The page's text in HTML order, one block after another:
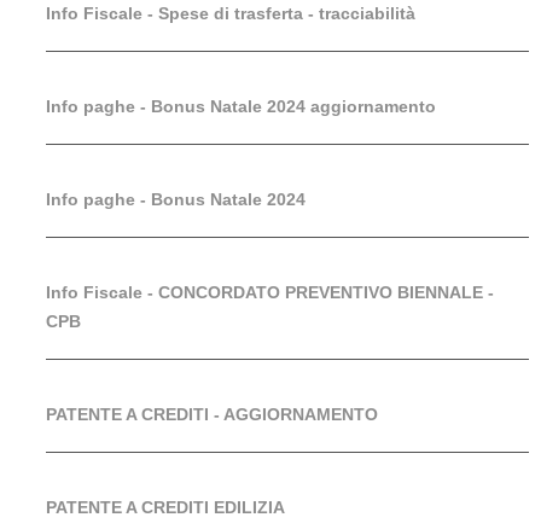
Info Fiscale - Spese di trasferta - tracciabilità
Info paghe - Bonus Natale 2024 aggiornamento
Info paghe - Bonus Natale 2024
Info Fiscale - CONCORDATO PREVENTIVO BIENNALE -
CPB
PATENTE A CREDITI - AGGIORNAMENTO
PATENTE A CREDITI EDILIZIA